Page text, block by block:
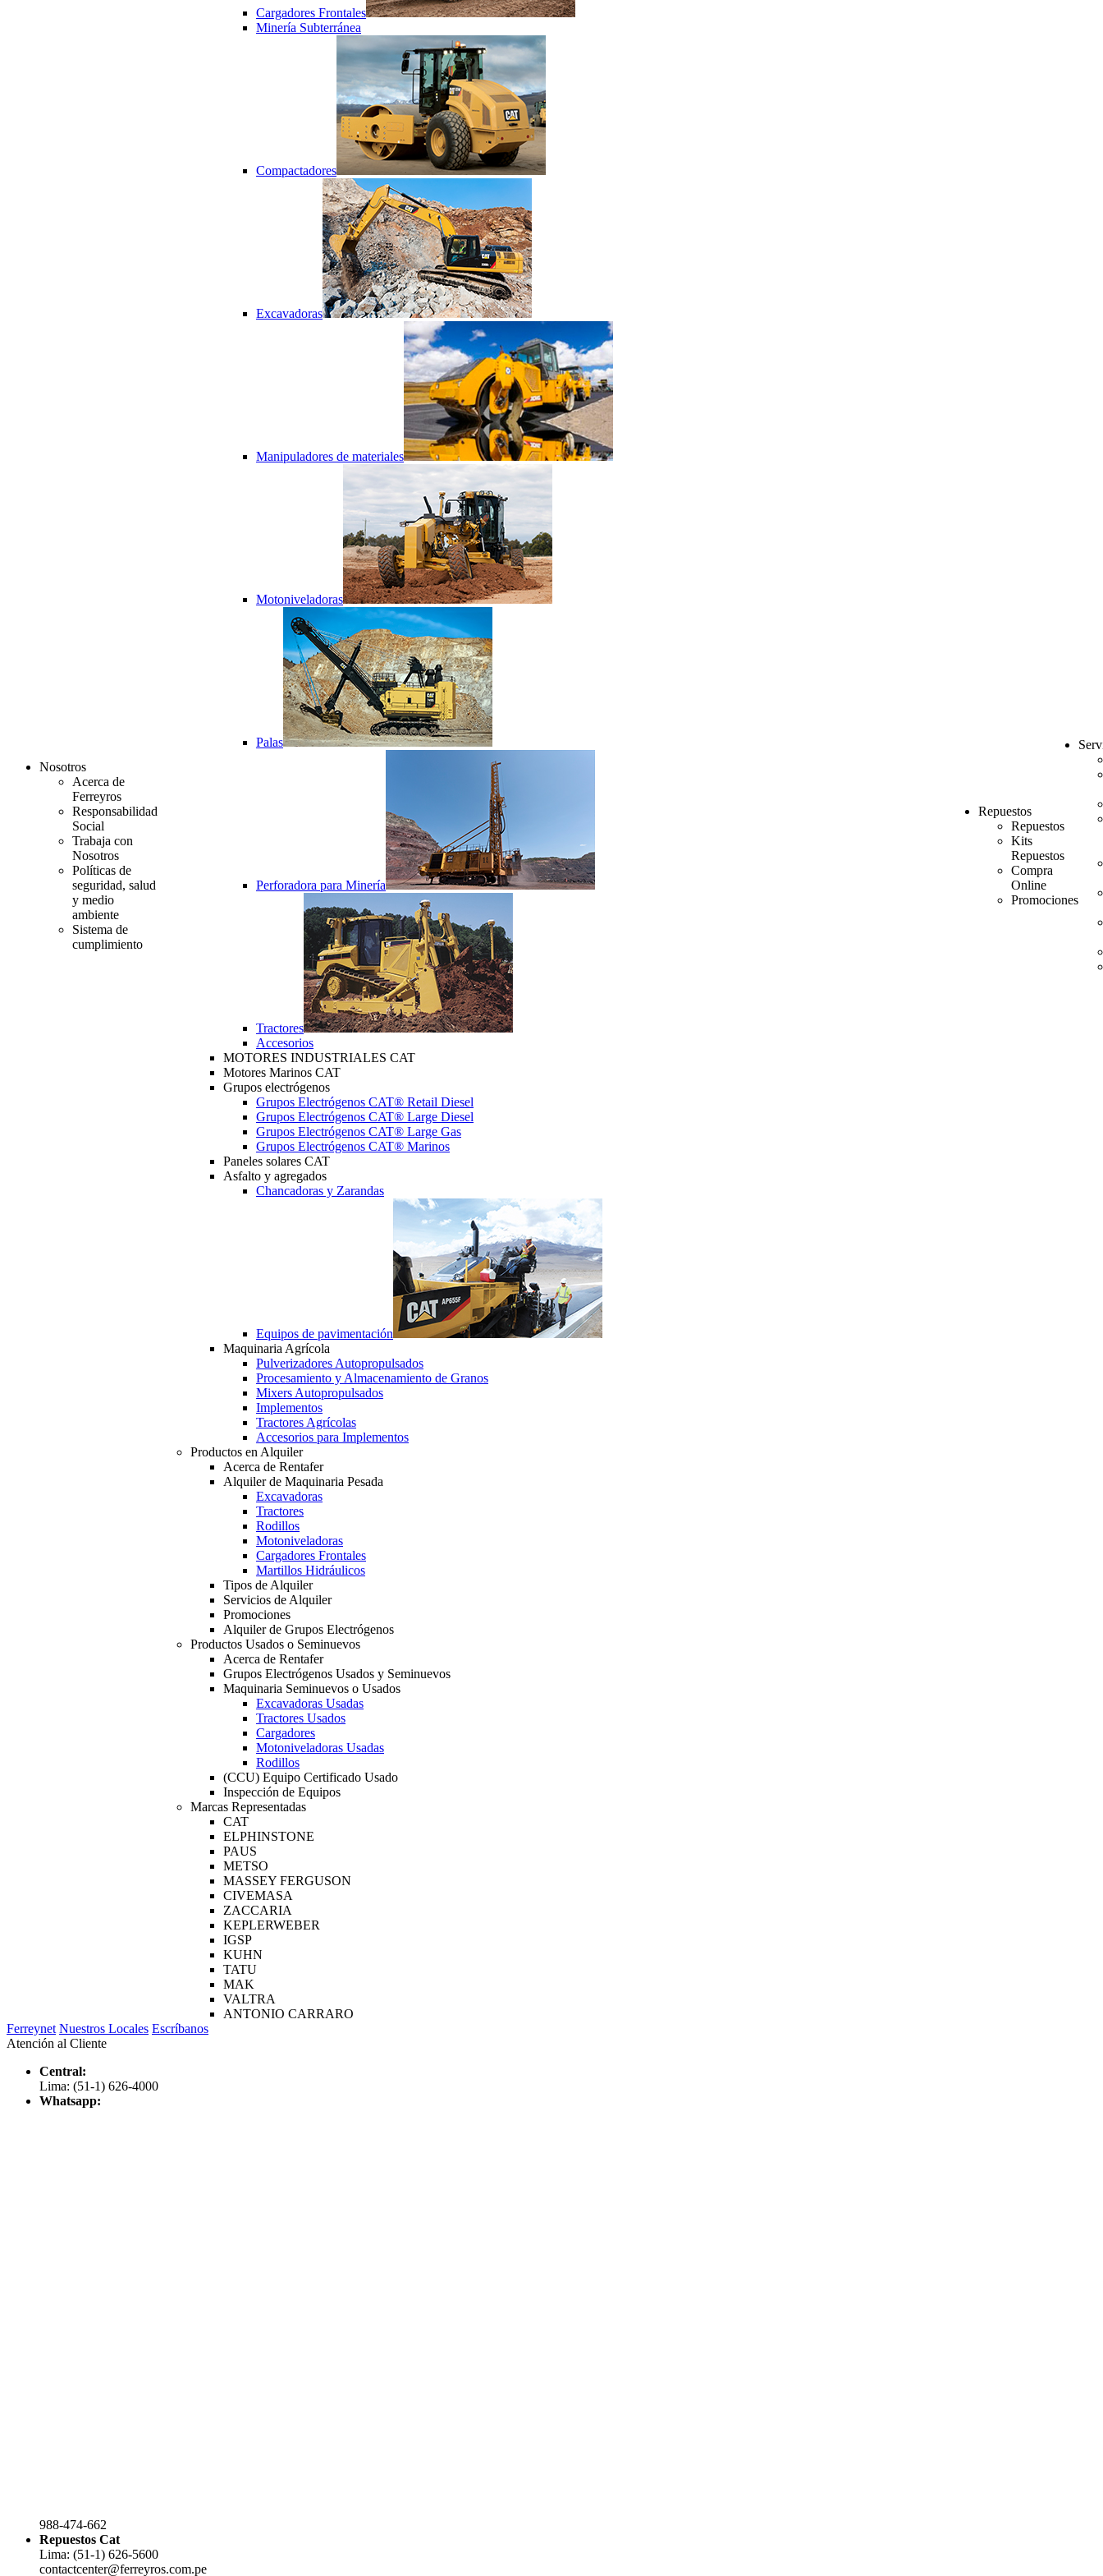
Nosotros
Acerca de
Ferreyros
Responsabilidad
Social
Trabaja con
Nosotros
Políticas de
seguridad, salud
y medio
ambiente
Sistema de
cumplimiento
Cargadores Frontales
Minería Subterránea
Compactadores
Excavadoras
Manipuladores de materiales
Motoniveladoras
Palas
Perforadora para Minería
Tractores
Accesorios
MOTORES INDUSTRIALES CAT
Motores Marinos CAT
Grupos electrógenos
Grupos Electrógenos CAT® Retail Diesel
Grupos Electrógenos CAT® Large Diesel
Grupos Electrógenos CAT® Large Gas
Grupos Electrógenos CAT® Marinos
Paneles solares CAT
Asfalto y agregados
Chancadoras y Zarandas
Equipos de pavimentación
Maquinaria Agrícola
Pulverizadores Autopropulsados
Procesamiento y Almacenamiento de Granos
Mixers Autopropulsados
Implementos
Tractores Agrícolas
Accesorios para Implementos
Productos en Alquiler
Acerca de Rentafer
Alquiler de Maquinaria Pesada
Excavadoras
Tractores
Rodillos
Motoniveladoras
Cargadores Frontales
Martillos Hidráulicos
Tipos de Alquiler
Servicios de Alquiler
Promociones
Alquiler de Grupos Electrógenos
Productos Usados o Seminuevos
Acerca de Rentafer
Grupos Electrógenos Usados y Seminuevos
Maquinaria Seminuevos o Usados
Excavadoras Usadas
Tractores Usados
Cargadores
Motoniveladoras Usadas
Rodillos
(CCU) Equipo Certificado Usado
Inspección de Equipos
Marcas Representadas
CAT
ELPHINSTONE
PAUS
METSO
MASSEY FERGUSON
CIVEMASA
ZACCARIA
KEPLERWEBER
IGSP
KUHN
TATU
MAK
VALTRA
ANTONIO CARRARO
Repuestos
Repuestos
Kits
Repuestos
Compra
Online
Promociones
Ferreynet Nuestros Locales Escríbanos
Atención al Cliente
Central:
Lima: (51-1) 626-4000
Whatsapp:
988-474-662
Repuestos Cat
Lima: (51-1) 626-5600
contactcenter@ferreyros.com.pe